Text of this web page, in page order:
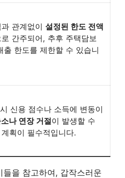
관계없이 설정된 한도 전액
간주되어, 추후 주택담보
출 한도를 제한할 수 있습니
신용 점수나 소득에 변동이
나 연장 거절이 발생할 수
획이 필수적입니다.
을 참고하여, 갑작스러운